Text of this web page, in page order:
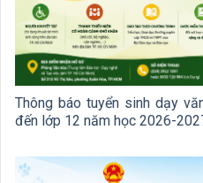
Thông báo tuyển sinh dạy
đến lớp 12 năm học 2026-